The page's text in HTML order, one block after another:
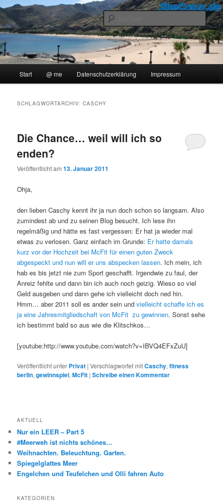
Zum
primären
Inhalt
springen
Zum
sekundären
Inhalt
springen2beCrazy
..::Ollis Blog::..
Start @ me Datenschutzerklärung Impressum
SCHLAGWORTARCHIV:CASCHY
Die Chance… weil will ich so
enden?
Veröffentlicht am13. Januar 2011
Ohja,
den lieben Caschy kennt ihr ja nun doch schon so langsam. Also
zumindest ab und zu seinen Blog besucht. Ich lese ihn
regelmäßig und hätte es fast vergessen: Er hat ja wieder mal
etwas zu verlosen. Ganz einfach im Grunde: Er hatte damals
kurz vor der Hochzeit bei McFit für einen guten Zweck
abgespeckt und nun will er uns abspecken lassen. Ich mein, ich
hab es bis jetzt nie zum Sport geschafft. Irgendwie zu faul, der
Anreiz fehlte und dann bin ich auch noch geizig. Wieso so viel
Geld ausgeben und dann gehe ich vielleicht doch ned hin.
Hmm… aber 2011 soll es ander sein undvielleicht schaffe ich es
ja eine Jahresmitgliedschaft von McFit zu gewinnen. Sonst sehe
ich bestimmt bald so aus wie die Klitschkos…
[youtube:http://www.youtube.com/watch?v=IBVQ4EFxZuU]
Veröffentlicht unter Privat |Verschlagwortet mitCaschy,fitness
berlin,gewinnspiel,McFit |Schreibe einen Kommentar
AKTUELL
Nur ein LEER – Part 5
#Meerweh ist nichts schönes…
Weihnachten. Beleuchtung. Garten.
Spiegelglattes Meer
Engelchen und Teufelchen und Olli fahren Auto
KATEGORIEN